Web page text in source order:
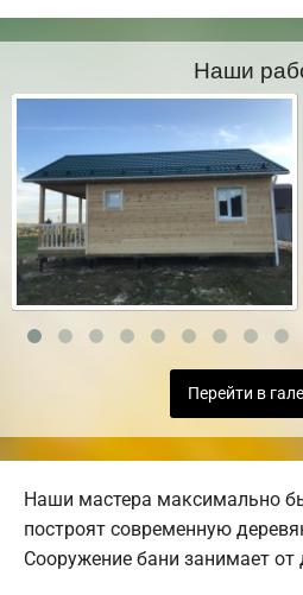
Наши
Перейти в
Наши мастера максимально
построят современную
Сооружение бани занимает от